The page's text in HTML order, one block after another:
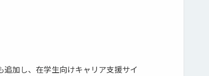
加し、在学生向けキャリア支援サイ